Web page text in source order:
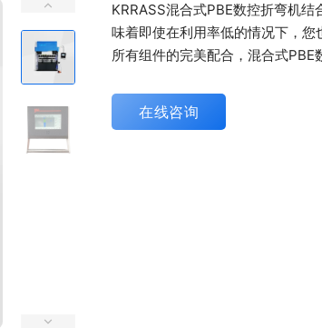
KRRASS混合式PBE数控折弯机
味着即使在利用率低的情况下，
所有组件的完美配合，混合式PBE
在线咨询